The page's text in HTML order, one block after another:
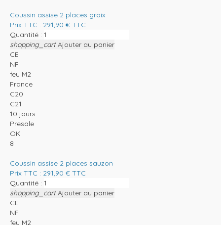
Coussin assise 2 places groix
Prix TTC : 291,90 € TTC
Quantité :
shopping_cart Ajouter au panier
CE
NF
feu M2
France
C20
C21
10 jours
Presale
OK
8
Coussin assise 2 places sauzon
Prix TTC : 291,90 € TTC
Quantité :
shopping_cart Ajouter au panier
CE
NF
feu M2